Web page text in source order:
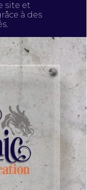
site et
à des